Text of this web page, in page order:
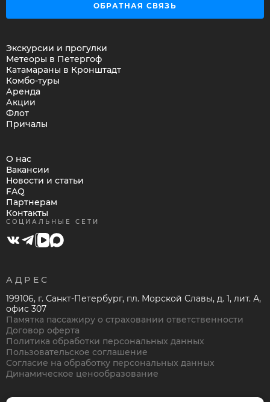
ОБРАТНАЯ СВЯЗЬ
Экскурсии и прогулки
Метеоры в Петергоф
Катамараны в Кронштадт
Комбо-туры
Аренда
Акции
Флот
Причалы
О нас
Вакансии
Новости и статьи
FAQ
Партнерам
Контакты
СОЦИАЛЬНЫЕ СЕТИ
АДРЕС
199106, г. Санкт-Петербург, пл. Морской Славы, д. 1, лит. А,
офис 307
Памятка пассажиру о страховании ответственности
Договор оферта
Политика обработки персональных данных
Пользовательское соглашение
Согласие на обработку персональных данных
Динамическое ценообразование